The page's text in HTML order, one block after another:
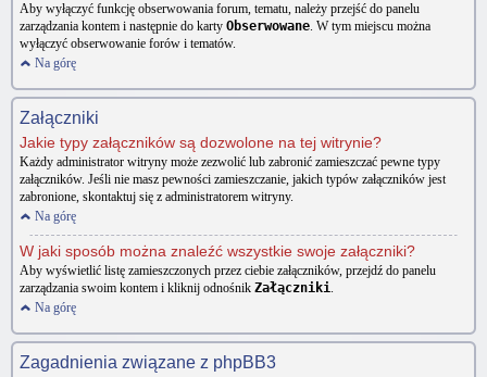
Aby wyłączyć funkcję obserwowania forum, tematu, należy przejść do panelu
zarządzania kontem i następnie do karty Obserwowane. W tym miejscu można
wyłączyć obserwowanie forów i tematów.
Na górę
Załączniki
Jakie typy załączników są dozwolone na tej witrynie?
Każdy administrator witryny może zezwolić lub zabronić zamieszczać pewne typy
załączników. Jeśli nie masz pewności zamieszczanie, jakich typów załączników jest
zabronione, skontaktuj się z administratorem witryny.
Na górę
W jaki sposób można znaleźć wszystkie swoje załączniki?
Aby wyświetlić listę zamieszczonych przez ciebie załączników, przejdź do panelu
zarządzania swoim kontem i kliknij odnośnik Załączniki.
Na górę
Zagadnienia związane z phpBB3